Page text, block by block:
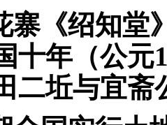
寨《绍知堂
十年（公元
二坵与宜斋